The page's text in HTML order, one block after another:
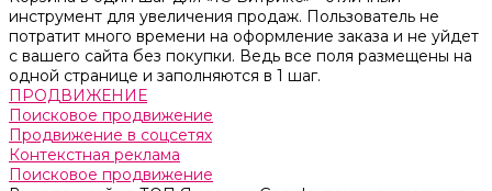
инструмент для увеличения продаж. Пользователь не
потратит много времени на оформление заказа и не уйдет
с вашего сайта без покупки. Ведь все поля размещены на
одной странице и заполняются в 1 шаг.
ПРОДВИЖЕНИЕ
Поисковое продвижение
Продвижение в соцсетях
Контекстная реклама
Поисковое продвижение